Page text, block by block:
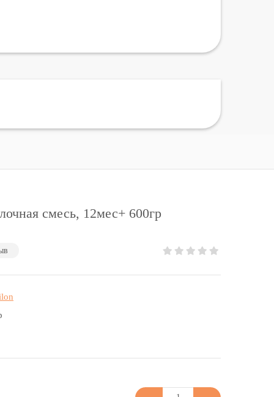
смесь, 12мес+ 600гр